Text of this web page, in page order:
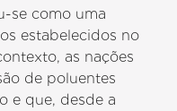
se como uma
estabelecidos no
as nações
de poluentes
e que, desde a